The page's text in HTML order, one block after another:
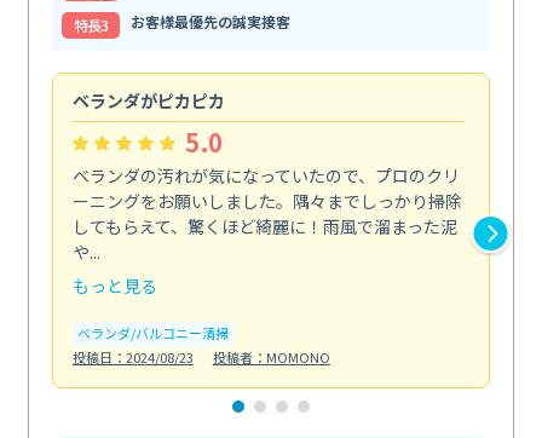
特⻑3
お客様最優先の誠実接客
ベランダがピカピカ
5.0
ベランダの汚れが気になっていたので、プロのクリ
ーニングをお願いしました。隅々までしっかり掃除
してもらえて、驚くほど綺麗に！雨風で溜まった泥
や...
もっと見る
ベランダ/バルコニー清掃
投稿日：2024/08/23
投稿者：MOMONO